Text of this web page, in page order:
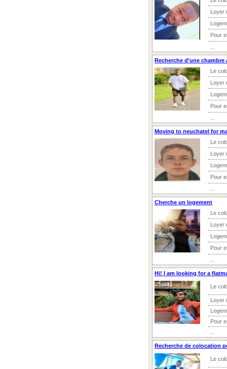
Loyer
Pour
Recherche d’une chambre
Le
Loyer
Pour
Moving to neuchatel for
Le
Loyer
Pour
Cherche un logement
Le
Loyer
Pour
Hi! I am Iooking for a
Le
Loyer
Pour
Recherche de colocation
Le